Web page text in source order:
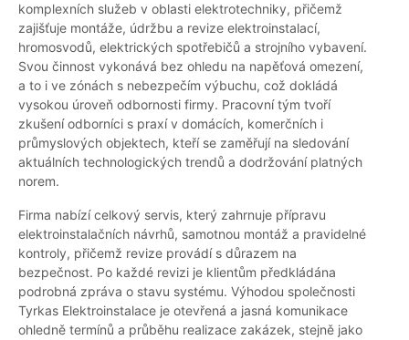
komplexních služeb v oblasti elektrotechniky, přičemž
zajišťuje montáže, údržbu a revize elektroinstalací,
hromosvodů, elektrických spotřebičů a strojního vybavení.
Svou činnost vykonává bez ohledu na napěťová omezení,
a to i ve zónách s nebezpečím výbuchu, což dokládá
vysokou úroveň odbornosti firmy. Pracovní tým tvoří
zkušení odborníci s praxí v domácích, komerčních i
průmyslových objektech, kteří se zaměřují na sledování
aktuálních technologických trendů a dodržování platných
norem.
Firma nabízí celkový servis, který zahrnuje přípravu
elektroinstalačních návrhů, samotnou montáž a pravidelné
kontroly, přičemž revize provádí s důrazem na
bezpečnost. Po každé revizi je klientům předkládána
podrobná zpráva o stavu systému. Výhodou společnosti
Tyrkas Elektroinstalace je otevřená a jasná komunikace
ohledně termínů a průběhu realizace zakázek, stejně jako